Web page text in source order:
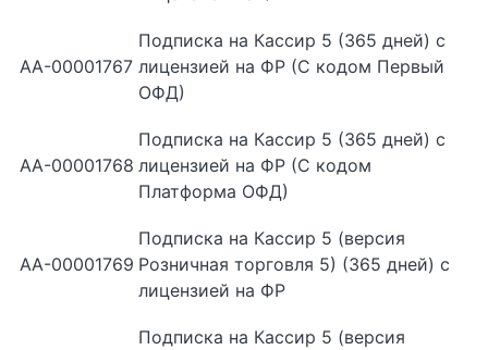
АА-00001767
Подписка на Кассир 5 (365 дней) с
лицензией на ФР (С кодом Первый
ОФД)
АА-00001768
Подписка на Кассир 5 (365 дней) с
лицензией на ФР (С кодом
Платформа ОФД)
АА-00001769
Подписка на Кассир 5 (версия
Розничная торговля 5) (365 дней) с
лицензией на ФР
Подписка на Кассир 5 (версия